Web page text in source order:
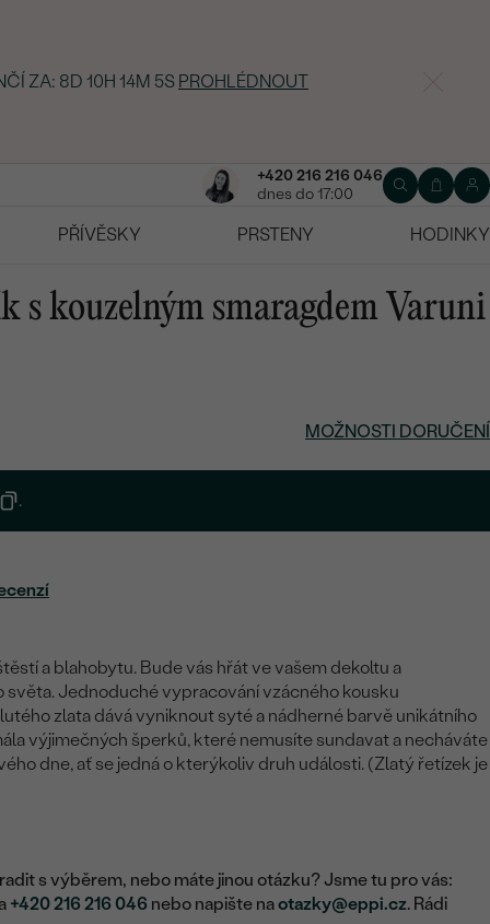
ZA: 8D 10H 14M 4S PROHLÉDNOUT
+420 216 216 046
dnes do 17:00
PŘÍVĚSKY PRSTENY
HODINKY
s kouzelným smaragdem Varuni
MOŽNOSTI DORUČENÍ
.
a blahobytu. Bude vás hřát ve vašem dekoltu a
Jednoduché vypracování vzácného kousku
zlata dává vyniknout syté a nádherné barvě unikátního
výjimečných šperků, které nemusíte sundavat a necháváte
dne, ať se jedná o kterýkoliv druh události. (Zlatý řetízek je
s výběrem, nebo máte jinou otázku? Jsme tu pro vás:
+420 216 216 046 nebo napište naotazky@eppi.cz. Rádi